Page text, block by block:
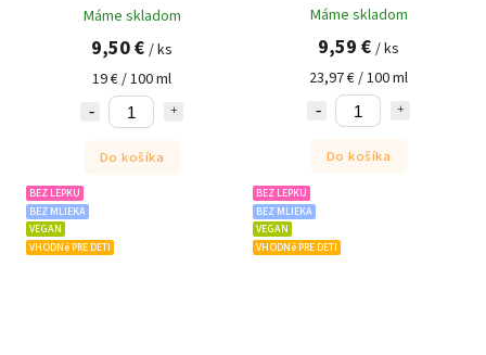
Máme skladom
9,50 € / ks
19 € / 100 ml
Do košíka
Máme skladom
9,59 € / ks
23,97 € / 100 ml
Do košíka
BEZ LEPKU
BEZ MLIEKA
VEGAN
VHODNé PRE DETI
BEZ LEPKU
BEZ MLIEKA
VEGAN
VHODNé PRE DETI